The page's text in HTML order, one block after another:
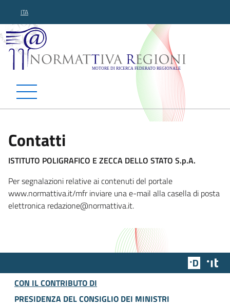
ITA
Normattiva Regioni -
Contatti
ISTITUTO POLIGRAFICO E ZECCA DELLO STATO S.p.A.
Per segnalazioni relative ai contenuti del portale
www.normattiva.it/mfr inviare una e-mail alla casella di posta
elettronica redazione@normattiva.it.
Team
CON IL CONTRIBUTO DI
PRESIDENZA DEL CONSIGLIO DEI MINISTRI